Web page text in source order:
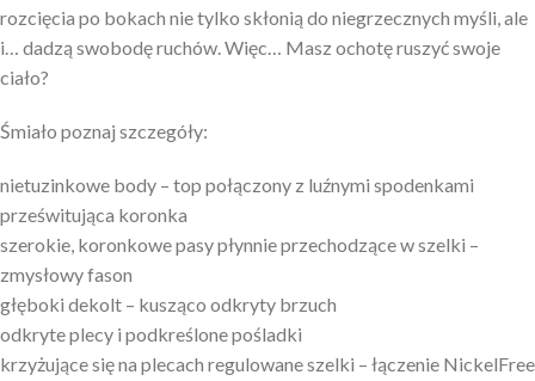
rozcięcia po bokach nie tylko skłonią do niegrzecznych myśli, ale
i… dadzą swobodę ruchów. Więc… Masz ochotę ruszyć swoje
ciało?
Śmiało poznaj szczegóły:
nietuzinkowe body – top połączony z luźnymi spodenkami
prześwitująca koronka
szerokie, koronkowe pasy płynnie przechodzące w szelki –
zmysłowy fason
głęboki dekolt – kusząco odkryty brzuch
odkryte plecy i podkreślone pośladki
krzyżujące się na plecach regulowane szelki – łączenie NickelFree